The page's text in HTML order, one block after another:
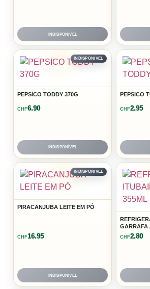
INDISPONÍVEL
INDISPONÍVEL
PEPSICO TODDY 370G
CHF6.90
INDISPONÍVEL
PEPSICO
CHF2.95
INDISPONÍVEL
PIRACANJUBA LEITE EM PÓ
CHF16.95
INDISPONÍVEL
GARRAFA
CHF2.80